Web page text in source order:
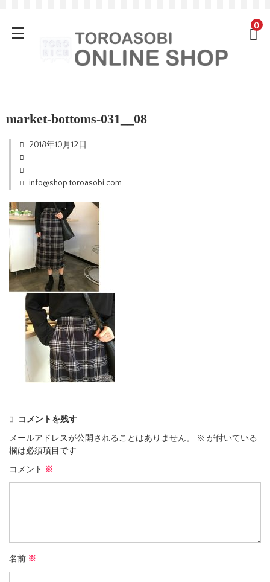
0
market-bottoms-031__08
2018年10月12日
info@shop.toroasobi.com
コメントを残す
メールアドレスが公開されることはありません。
※ が付いている
欄は必須項目です
コメント ※
名前 ※